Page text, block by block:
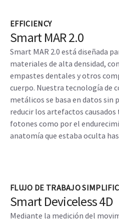
EFFICIENCY
Smart MAR 2.0
Smart MAR 2.0 está diseñada
materiales de alta densidad,
empastes dentales y otros
cuerpo. Nuestra tecnología de
metálicos se basa en datos sin
reducir los artefactos
fotones como por el
anatomía que estaba oculta
FLUJO DE TRABAJO
Smart Deviceless 4D
Mediante la medición del